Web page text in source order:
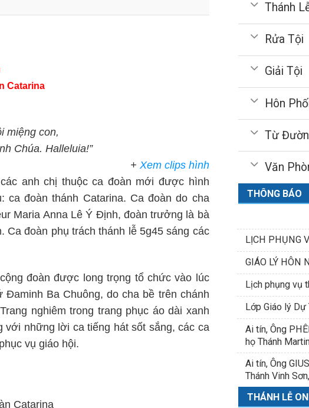
Catarina
miệng con,
Chúa. Halleluia!”
+ Xem clips hình
anh chị thuộc ca đoàn mới được hình
ca đoàn thánh Catarina. Ca đoàn do cha
Maria Anna Lê Ý Định, đoàn trưởng là bà
đoàn phụ trách thánh lễ 5g45 sáng các
đoàn được long trọng tổ chức vào lúc
Ba Chuông, do cha bề trên chánh
nghiêm trong trang phục áo dài xanh
với những lời ca tiếng hát sốt sắng, các ca
vụ giáo hội.
Thánh
Rửa Tội
Giải Tội
Hôn
Từ
Văn
THÔNG BÁO
LỊCH PHỤNG
GIÁO LÝ HÔN
Lịch phụng vụ
Lớp Giáo lý
Ai tín, Ông
họ Thánh
Ai tín, Ông
Thánh Vinh
THÁNH LỄ